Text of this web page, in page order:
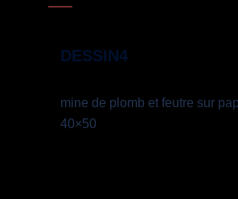
DESSIN4
mine de plomb et feutre sur
40×50